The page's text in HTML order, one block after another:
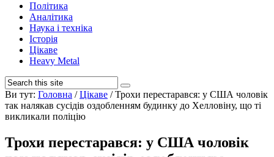
Політика
Аналітика
Наука і техніка
Історія
Цікаве
Heavy Metal
Ви тут: Головна /Цікаве /Трохи перестарався: у США чоловік
так налякав сусідів оздобленням будинку до Хелловіну, що ті
викликали поліцію
Трохи перестарався: у США чоловік